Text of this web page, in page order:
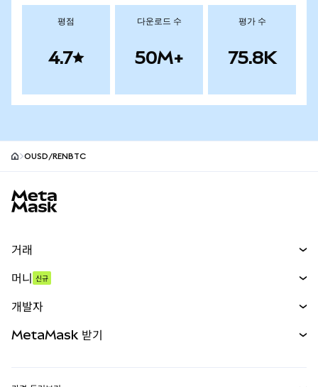
평점
4.7
다운로드 수
50M+
평가 수
75.8K
OUSD/RENBTC
거래
무기한 선물
실물자산
머니 신규
개발자
MetaMask 받기